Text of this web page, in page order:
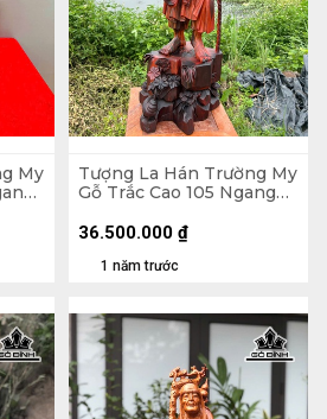
My
Tượng La Hán Trường My
Gỗ Trắc Cao 105 Ngang
1 năm trước
36.500.000 ₫